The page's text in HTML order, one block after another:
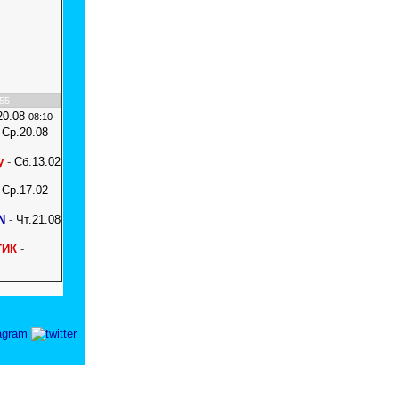
08:10
Ср.20.08
- Сб.13.02
Ср.17.02
- Чт.21.08
-